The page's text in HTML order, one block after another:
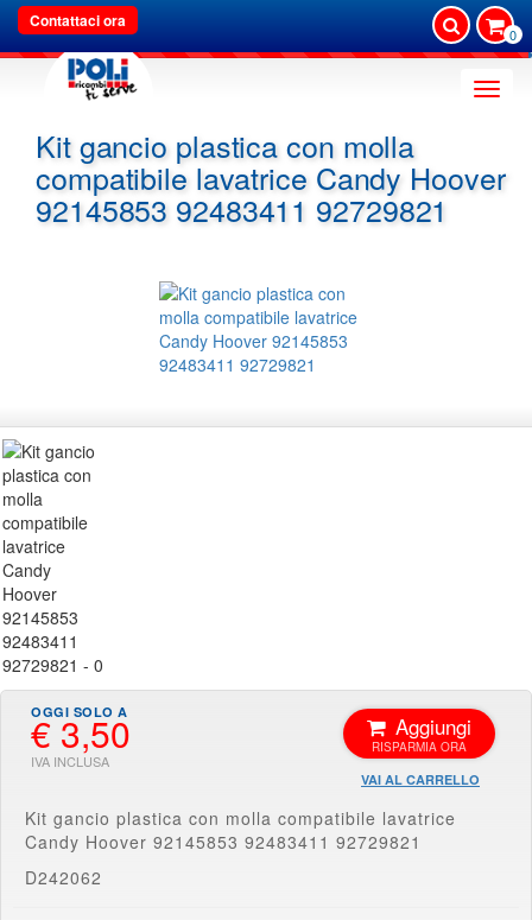
Contattaci ora
0
Toggle
Kit gancio plastica con molla
compatibile lavatrice Candy Hoover
92145853 92483411 92729821
€ 3,50 Aggiungi
VAI AL CARRELLO
Kit gancio plastica con molla compatibile lavatrice
Candy Hoover 92145853 92483411 92729821
D242062